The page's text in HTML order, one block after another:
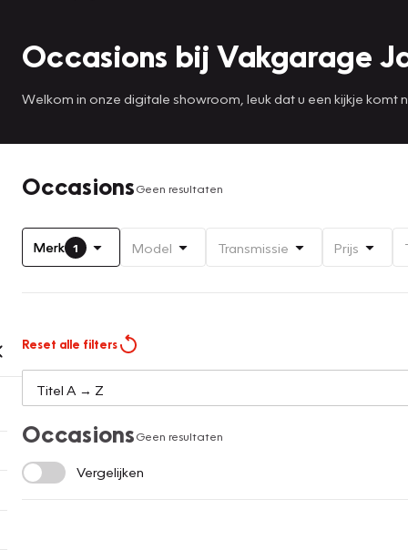
Occasions bij Vakgarage
Welkom in onze digitale showroom, leuk dat u een kijkje komt
OccasionsGeen resultaten
Merk 1 Model Transmissie Prijs
Reset alle filters
OccasionsGeen resultaten
Vergelijken